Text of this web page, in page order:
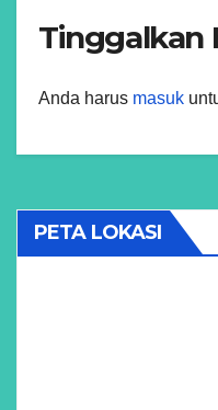
Tinggalkan
Anda harus masuk
PETA LOKASI